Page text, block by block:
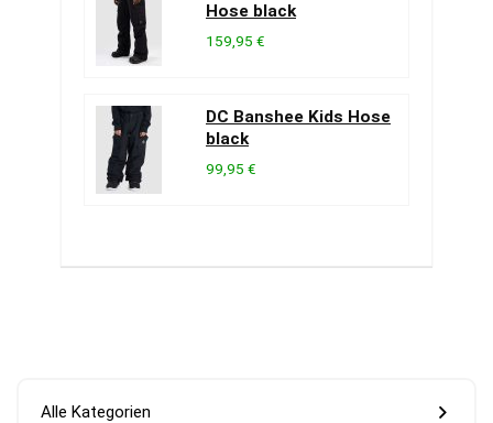
Hose black
159,95 €
DC Banshee Kids Hose
black
99,95 €
Alle Kategorien